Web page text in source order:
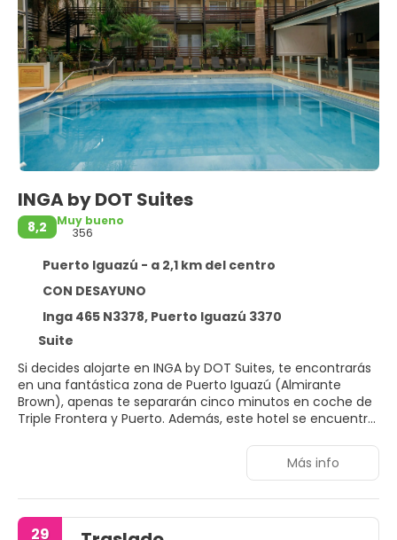
INGA by DOT Suites
8,2
Muy bueno
356
Puerto Iguazú - a 2,1 km del centro
CON DESAYUNO
Inga 465 N3378, Puerto Iguazú 3370
Suite
Si decides alojarte en INGA by DOT Suites, te encontrarás
en una fantástica zona de Puerto Iguazú (Almirante
Brown), apenas te separarán cinco minutos en coche de
Triple Frontera y Puerto. Además, este hotel se encuentra
Con una piscina al aire libre y muchas otras instalaciones
recreativas a tu disposición, no te quedará ni un minuto
libre. Tienes también jardín donde sentarte a contemplar
el paisaje. Encontrarás además conexión a Internet wifi
Más info
29